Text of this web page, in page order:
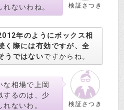
検証さつき
ないわね。
年のようにボックス相
く際には有効ですが、全
うではないですからね。
検証さつき
な相場で上岡
するのは、少
ないわ。